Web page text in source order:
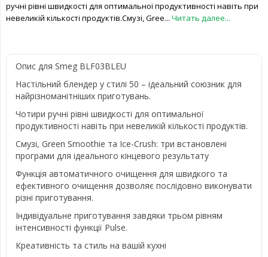
ручні рівні швидкості для оптимальної продуктивності навіть при
невеликій кількості продуктів.Смузі, Gree... Читать далее...
Опис для Smeg BLF03BLEU
Настільний блендер у стилі 50 – ідеальний союзник для
найрізноманітніших приготувань.
Чотири ручні рівні швидкості для оптимальної
продуктивності навіть при невеликій кількості продуктів.
Смузі, Green Smoothie та Ice-Crush: три встановлені
програми для ідеального кінцевого результату
Функція автоматичного очищення для швидкого та
ефективного очищення дозволяє послідовно виконувати
різні приготування.
Індивідуальне приготування завдяки трьом рівням
інтенсивності функції Pulse.
Креативність та стиль на вашій кухні